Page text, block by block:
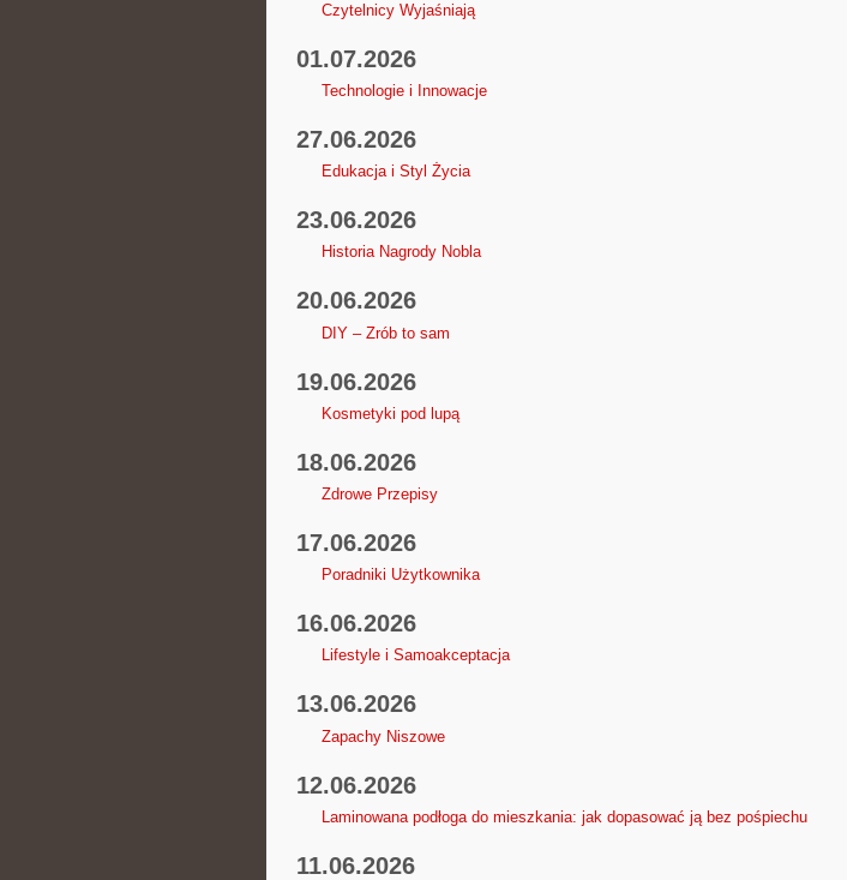
Czytelnicy Wyjaśniają
01.07.2026
Technologie i Innowacje
27.06.2026
Edukacja i Styl Życia
23.06.2026
Historia Nagrody Nobla
20.06.2026
DIY – Zrób to sam
19.06.2026
Kosmetyki pod lupą
18.06.2026
Zdrowe Przepisy
17.06.2026
Poradniki Użytkownika
16.06.2026
Lifestyle i Samoakceptacja
13.06.2026
Zapachy Niszowe
12.06.2026
Laminowana podłoga do mieszkania: jak dopasować ją bez pośpiechu
11.06.2026